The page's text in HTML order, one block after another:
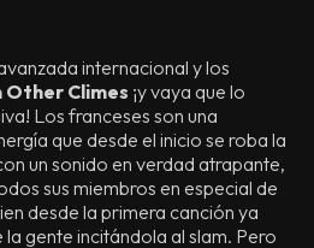
internacional y los
Other Climes ¡y vaya que lo
Los franceses son una
que desde el inicio se roba la
un sonido en verdad atrapante,
sus miembros en especial de
desde la primera canción ya
gente incitándola al slam. Pero